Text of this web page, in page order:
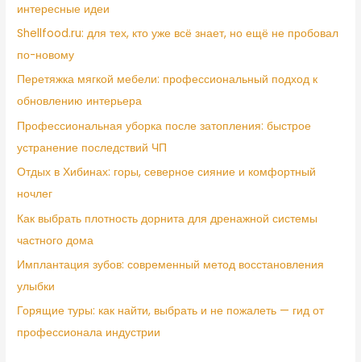
интересные идеи
Shellfood.ru: для тех, кто уже всё знает, но ещё не пробовал
по-новому
Перетяжка мягкой мебели: профессиональный подход к
обновлению интерьера
Профессиональная уборка после затопления: быстрое
устранение последствий ЧП
Отдых в Хибинах: горы, северное сияние и комфортный
ночлег
Как выбрать плотность дорнита для дренажной системы
частного дома
Имплантация зубов: современный метод восстановления
улыбки
Горящие туры: как найти, выбрать и не пожалеть — гид от
профессионала индустрии